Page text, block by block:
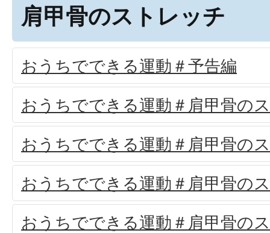
肩甲骨のストレッチ
おうちでできる運動＃予告編
おうちでできる運動＃肩甲骨の
おうちでできる運動＃肩甲骨の
おうちでできる運動＃肩甲骨の
おうちでできる運動＃肩甲骨の